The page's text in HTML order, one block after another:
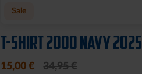
Sale
T-SHIRT 2000 NAVY 2025
15,00 € 34,95 €